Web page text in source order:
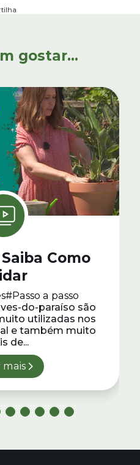
gostar...
Como
#Passo a passo
do-paraíso são
utilizadas nos
e também muito
de...
mais